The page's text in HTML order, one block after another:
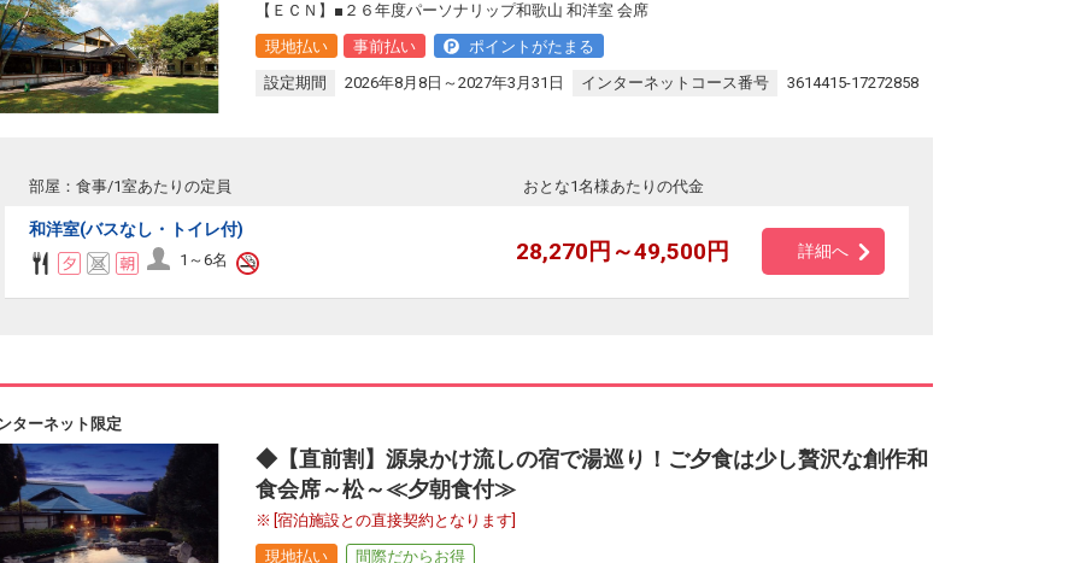
【ＥＣＮ】■２６年度パーソナリップ和歌山 和洋室 会席
現地払い
事前払い
ポイントがたまる
設定期間
2026年8月8日～2027年3月31日 インターネットコース番号 3614415-17272858
部屋：食事/1室あたりの定員 おとな1名様あたりの代金
和洋室(バスなし・トイレ付)
1～6名 28,270円～49,500円 詳細へ
ターネット限定
◆【直前割】源泉かけ流しの宿で湯巡り！ご夕食は少し贅沢な創作和
食会席～松～≪夕朝食付≫
[宿泊施設との直接契約となります]
現地払い
間際だからお得